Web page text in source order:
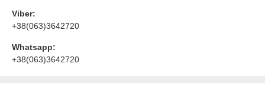
Viber:
+38(063)3642720
Whatsapp:
+38(063)3642720